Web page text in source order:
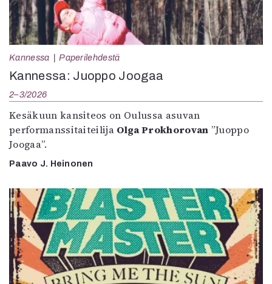
Kannessa Paperilehdestä
Kannessa: Juoppo Joogaa
2–3/2026
Kesäkuun kansiteos on Oulussa asuvan
performanssitaiteilija Olga Prokhorovan ”Juoppo
Joogaa”.
Paavo J. Heinonen